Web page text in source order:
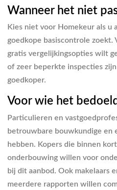
Wanneer het niet
Kies niet voor Homekeur als u
goedkope basiscontrole zoekt.
gratis vergelijkingsopties wilt
of zeer beperkte inspecties
goedkoper.
Voor wie het
Particulieren en
betrouwbare bouwkundige en
hebben. Kopers die binnen
onderbouwing willen voor
bij dit aanbod. Ook makelaars
meerdere rapporten willen